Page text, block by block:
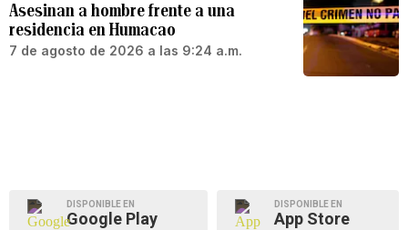
Asesinan a hombre frente a una
residencia en Humacao
7 de agosto de 2026 a las 9:24 a.m.
DISPONIBLE EN
Google Play
DISPONIBLE EN
App Store